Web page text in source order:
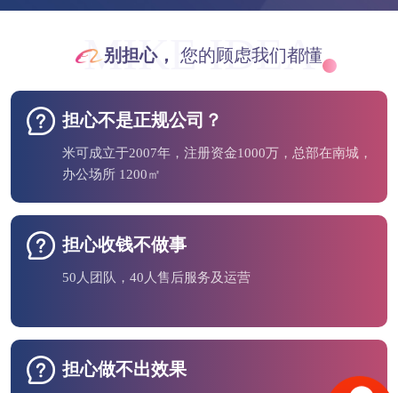
MIKE IDEA
别担心，您的顾虑我们都懂
担心不是正规公司？
米可成立于2007年，注册资金1000万，总部在南城，
办公场所 1200㎡
担心收钱不做事
50人团队，40人售后服务及运营
担心做不出效果